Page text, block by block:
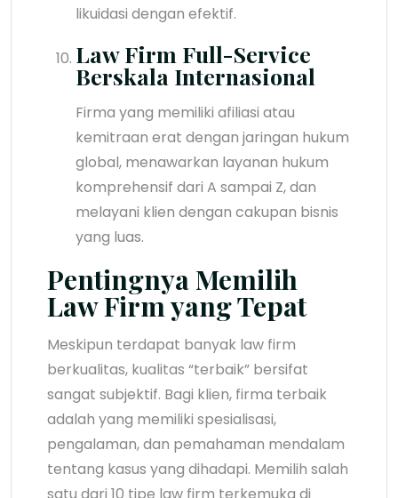
likuidasi dengan efektif.
Law Firm Full-Service
Berskala Internasional
Firma yang memiliki afiliasi atau
kemitraan erat dengan jaringan hukum
global, menawarkan layanan hukum
komprehensif dari A sampai Z, dan
melayani klien dengan cakupan bisnis
yang luas.
Pentingnya Memilih
Law Firm yang Tepat
Meskipun terdapat banyak law firm
berkualitas, kualitas “terbaik” bersifat
sangat subjektif. Bagi klien, firma terbaik
adalah yang memiliki spesialisasi,
pengalaman, dan pemahaman mendalam
tentang kasus yang dihadapi. Memilih salah
satu dari 10 tipe law firm terkemuka di